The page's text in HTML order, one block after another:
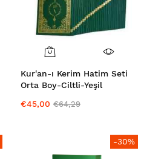
Kur'an-ı Kerim Hatim Seti
Orta Boy-Ciltli-Yeşil
€45,00 €64,29
-30%